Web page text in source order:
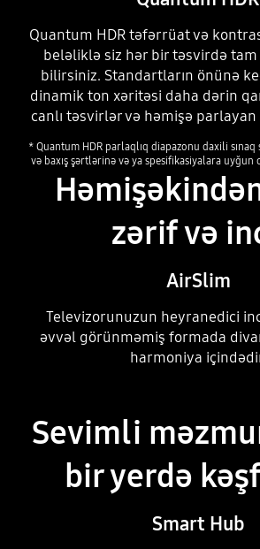
Quantum HDR təfərrüat və
beləliklə siz hər bir təsvirdə tam
bilirsiniz. Standartların önünə
dinamik ton xəritəsi daha dərin
canlı təsvirlər və həmişə parlayan
* Quantum HDR parlaqlıq diapazonu daxili sınaq
və baxış şərtlərinə və ya spesifikasiyalara
zərif və
AirSlim
Televizorunuzun heyranedici
əvvəl görünməmiş formada
harmoniya
Sevimli
bir yerdə
Smart Hub